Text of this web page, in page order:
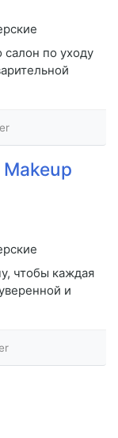
салон по уходу
чтобы каждая
и